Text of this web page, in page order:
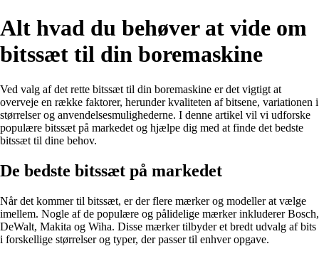
Alt hvad du behøver at vide om
bitssæt til din boremaskine
Ved valg af det rette bitssæt til din boremaskine er det vigtigt at
overveje en række faktorer, herunder kvaliteten af ​​bitsene, variationen i
størrelser og anvendelsesmulighederne. I denne artikel vil vi udforske
populære bitssæt på markedet og hjælpe dig med at finde det bedste
bitssæt til dine behov.
De bedste bitssæt på markedet
Når det kommer til bitssæt, er der flere mærker og modeller at vælge
imellem. Nogle af de populære og pålidelige mærker inkluderer Bosch,
DeWalt, Makita og Wiha. Disse mærker tilbyder et bredt udvalg af bits
i forskellige størrelser og typer, der passer til enhver opgave.